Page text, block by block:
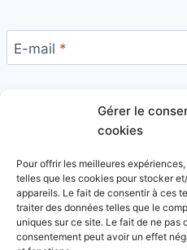
Gérer le
cookies
Pour offrir les meilleures
telles que les cookies pour stocker
appareils. Le fait de consentir à ces
traiter des données telles que le
uniques sur ce site. Le fait de ne pas
consentement peut avoir un effet
E-mail *
Ce site utilise Akismet